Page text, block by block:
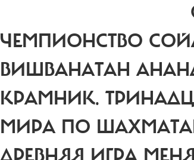
ЧЕМПИОНСТВО
ВИШВАНАТАН
КРАМНИК.
МИРА ПО